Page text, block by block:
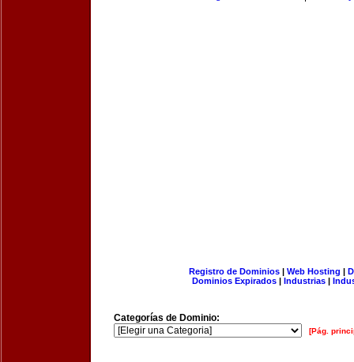
Registro de Dominios| Web Hosting |
Dominios Expirados | Industrias |
Categorías de Dominio:
[Pág.